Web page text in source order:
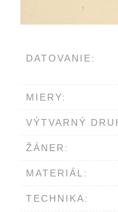
DATOVANIE:
MIERY:
VÝTVARNÝ
ŽÁNER:
MATERIÁL:
TECHNIKA: